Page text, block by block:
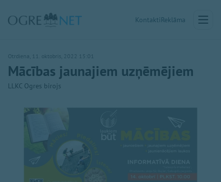
KontaktiReklāma
Otrdiena, 11. oktobris, 2022 15:01
Mācības jaunajiem uzņēmējiem
LLKC Ogres birojs